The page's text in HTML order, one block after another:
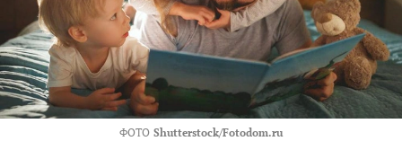
ФОТО Shutterstock/Fotodom.ru